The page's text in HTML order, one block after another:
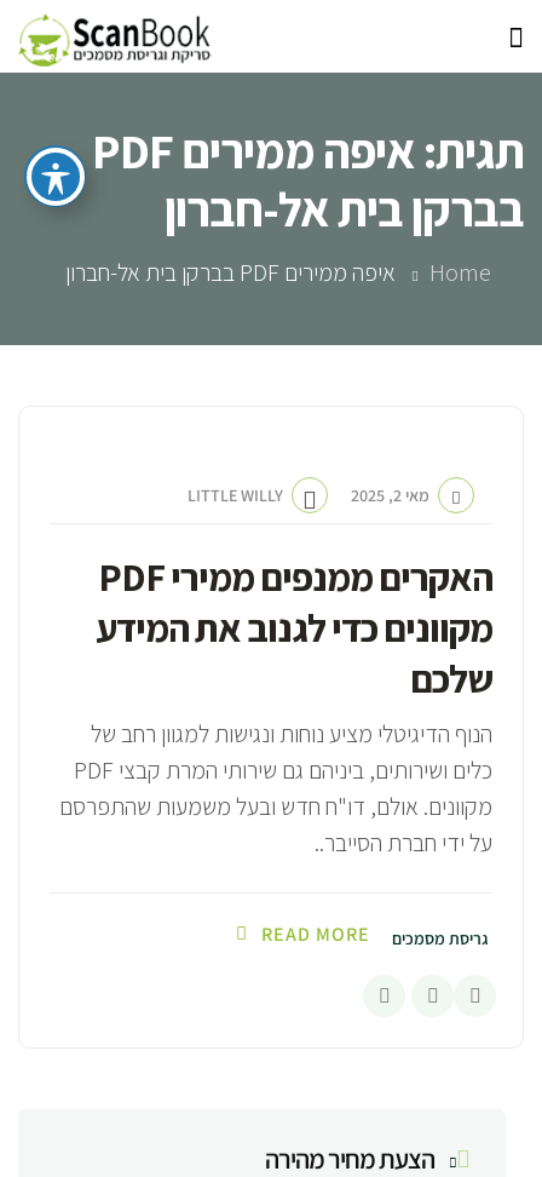
תגית:
איפה ממירים PDF
בברקן בית אל-חברון
Home איפה ממירים PDF בברקן בית אל-חברון
האקרים ממנפים ממירי PDF
מקוונים כדי לגנוב את המידע
שלכם
מאי 2, 2025 LITTLE WILLY
הנוף הדיגיטלי מציע נוחות ונגישות למגוון רחב של
כלים ושירותים, ביניהם גם שירותי המרת קבצי PDF
מקוונים. אולם, דו"ח חדש ובעל משמעות שהתפרסם
על ידי חברת הסייבר..
גריסת מסמכים READ MORE
הצעת מחיר מהירה